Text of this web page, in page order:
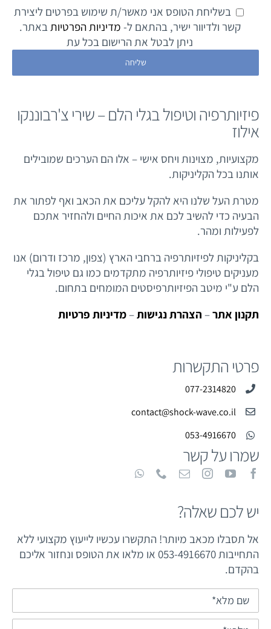
בשליחת הטופס אני מאשר/ת שימוש בפרטים ליצירת
קשר ולדיוור ישיר, בהתאם ל- מדיניות הפרטיות באתר.
ניתן לבטל את הרישום בכל עת
פיזיותרפיה וטיפול בגלי הלם – שירי צ'רבוננקו
אילוז
מקצועיות, מצוינות ויחס אישי – אלו הם הערכים שמובילים
אותנו בכל הקליניקות.
מטרת העל שלנו היא להקל עליכם את הכאב ואף לפתור את
הבעיה כדי להשיב לכם את איכות החיים ולהחזיר אתכם
לפעילות ומהר.
בקליניקות לפיזיותרפיה ברחבי הארץ (צפון, מרכז ודרום) אנו
מעניקים טיפולי פיזיותרפיה מתקדמים כמו גם טיפול בגלי
הלם ע"י מיטב הפיזיותרפיסטים המומחים בתחום.
תקנון אתר– הצהרת נגישות–מדיניות פרטיות
פרטי התקשרות
077-2314820
contact@shock-wave.co.il
053-4916670
שמרו על קשר
יש לכם שאלה?
אל תסבלו מכאב מיותר! התקשרו עכשיו לייעוץ מקצועי ללא
התחייבות 053-4916670 או מלאו את הטופס ונחזור אליכם
בהקדם.